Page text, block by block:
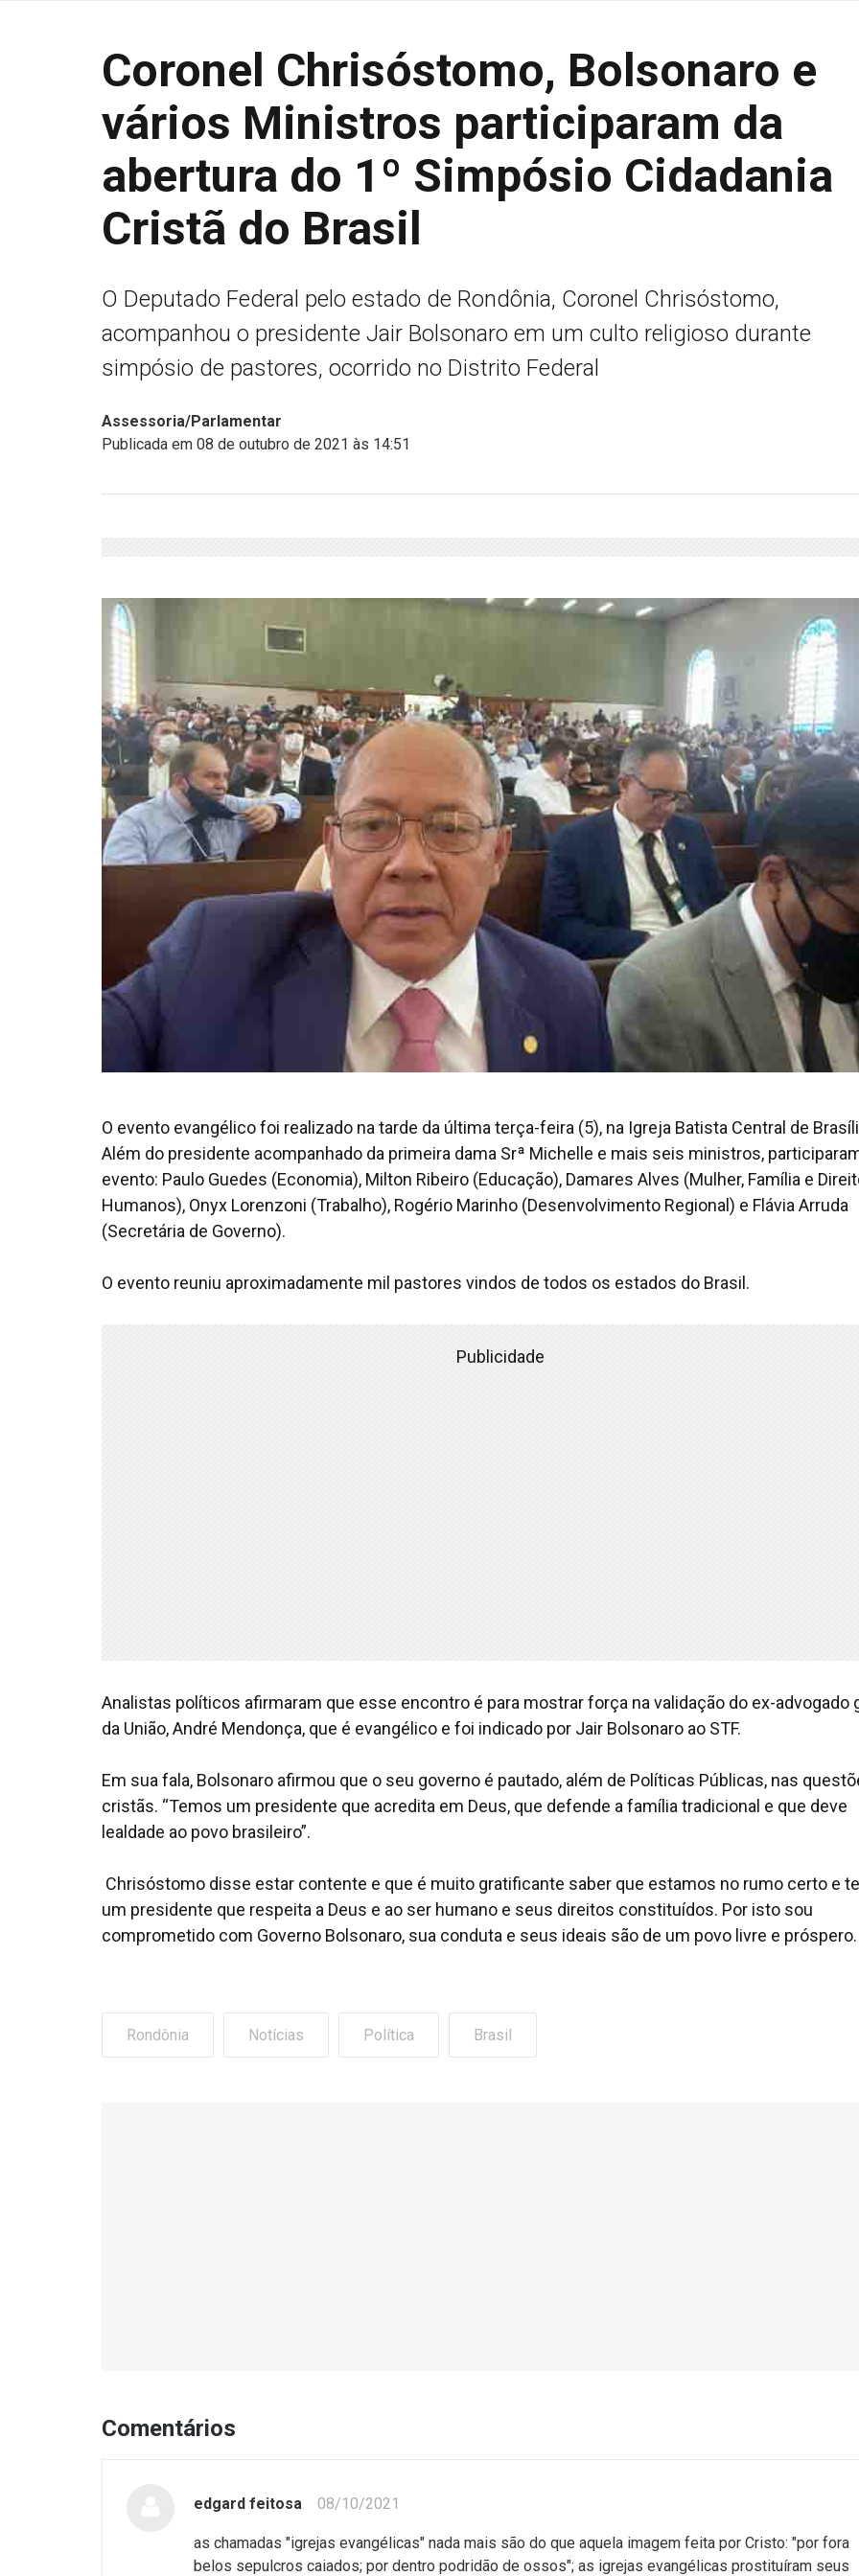
Coronel Chrisóstomo, Bolsonaro e
vários Ministros participaram da
abertura do 1º Simpósio Cidadania
Cristã do Brasil
O Deputado Federal pelo estado de Rondônia, Coronel Chrisóstomo,
acompanhou o presidente Jair Bolsonaro em um culto religioso durante
simpósio de pastores, ocorrido no Distrito Federal
Assessoria/Parlamentar
Publicada em 08 de outubro de 2021 às 14:51
O evento evangélico foi realizado na tarde da última terça-feira (5), na Igreja Batista Central de
Além do presidente acompanhado da primeira dama Srª Michelle e mais seis ministros,
evento: Paulo Guedes (Economia), Milton Ribeiro (Educação), Damares Alves (Mulher, Família e
Humanos), Onyx Lorenzoni (Trabalho), Rogério Marinho (Desenvolvimento Regional) e Flávia Arruda
(Secretária de Governo).
O evento reuniu aproximadamente mil pastores vindos de todos os estados do Brasil.
Publicidade
Analistas políticos afirmaram que esse encontro é para mostrar força na validação do ex-advogado
da União, André Mendonça, que é evangélico e foi indicado por Jair Bolsonaro ao STF.
Em sua fala, Bolsonaro afirmou que o seu governo é pautado, além de Políticas Públicas, nas
cristãs. “Temos um presidente que acredita em Deus, que defende a família tradicional e que deve
lealdade ao povo brasileiro”.
Chrisóstomo disse estar contente e que é muito gratificante saber que estamos no rumo certo e
um presidente que respeita a Deus e ao ser humano e seus direitos constituídos. Por isto sou
comprometido com Governo Bolsonaro, sua conduta e seus ideais são de um povo livre e próspero.
Rondônia Notícias Política Brasil
Comentários
edgard feitosa 08/10/2021
as chamadas "igrejas evangélicas" nada mais são do que aquela imagem feita por Cristo: "por fora
belos sepulcros caiados; por dentro podridão de ossos"; as igrejas evangélicas prostituíram seus